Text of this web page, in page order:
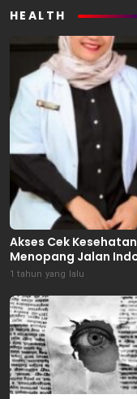
HEALTH
Akses Cek
Menopang Jalan
1 tahun yang lalu